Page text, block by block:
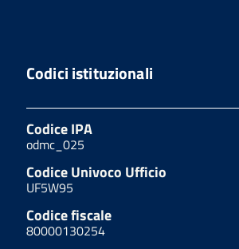
Codici istituzionali
Codice IPA
odmc_025
Codice Univoco Ufficio
UF5W95
Codice fiscale
80000130254